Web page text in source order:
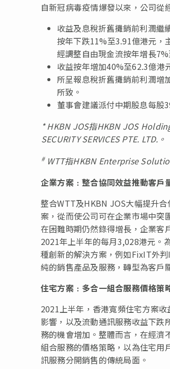
自新冠病毒疫情爆發以來，公司從
收益及息稅折舊攤銷前利潤繼
按年下跌11%至3.91億港元，
經調整自由現金流按年增長
收益按年增加40%至62.3億港
所呈報息稅折舊攤銷前利潤增
所致。
董事會建議派付中期股息每股
* HKBN JOS指HKBN JOS
SECURITY SERVICES PTE. LTD. 。
#WTT指HKBN Enterprise
企業方案﹕整合協同效益推動客戶
整合WTT及HKBN JOS大幅提升
案，從而使公司可在企業市場中突
在困難時期仍然錄得增長，企業客
2021年上半年的每月3,028港元。
種創新的解決方案，例如FixIT外
純的銷售產品及服務，轉型為客戶
住宅方案﹕多合一組合服務價格策
2021上半年，香港寬頻住宅方案
影響，以及流動通訊服務收益下
務的機會增加。整體而言，在經
組合服務的價格策略，以為住宅用
訊服務分開銷售的傳統局面。